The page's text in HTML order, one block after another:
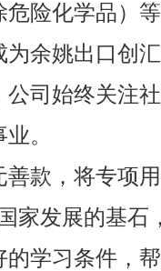
危险化学品）
余姚出口创
公司始终关注
。
善款，将专项
家发展的基石
学习条件，